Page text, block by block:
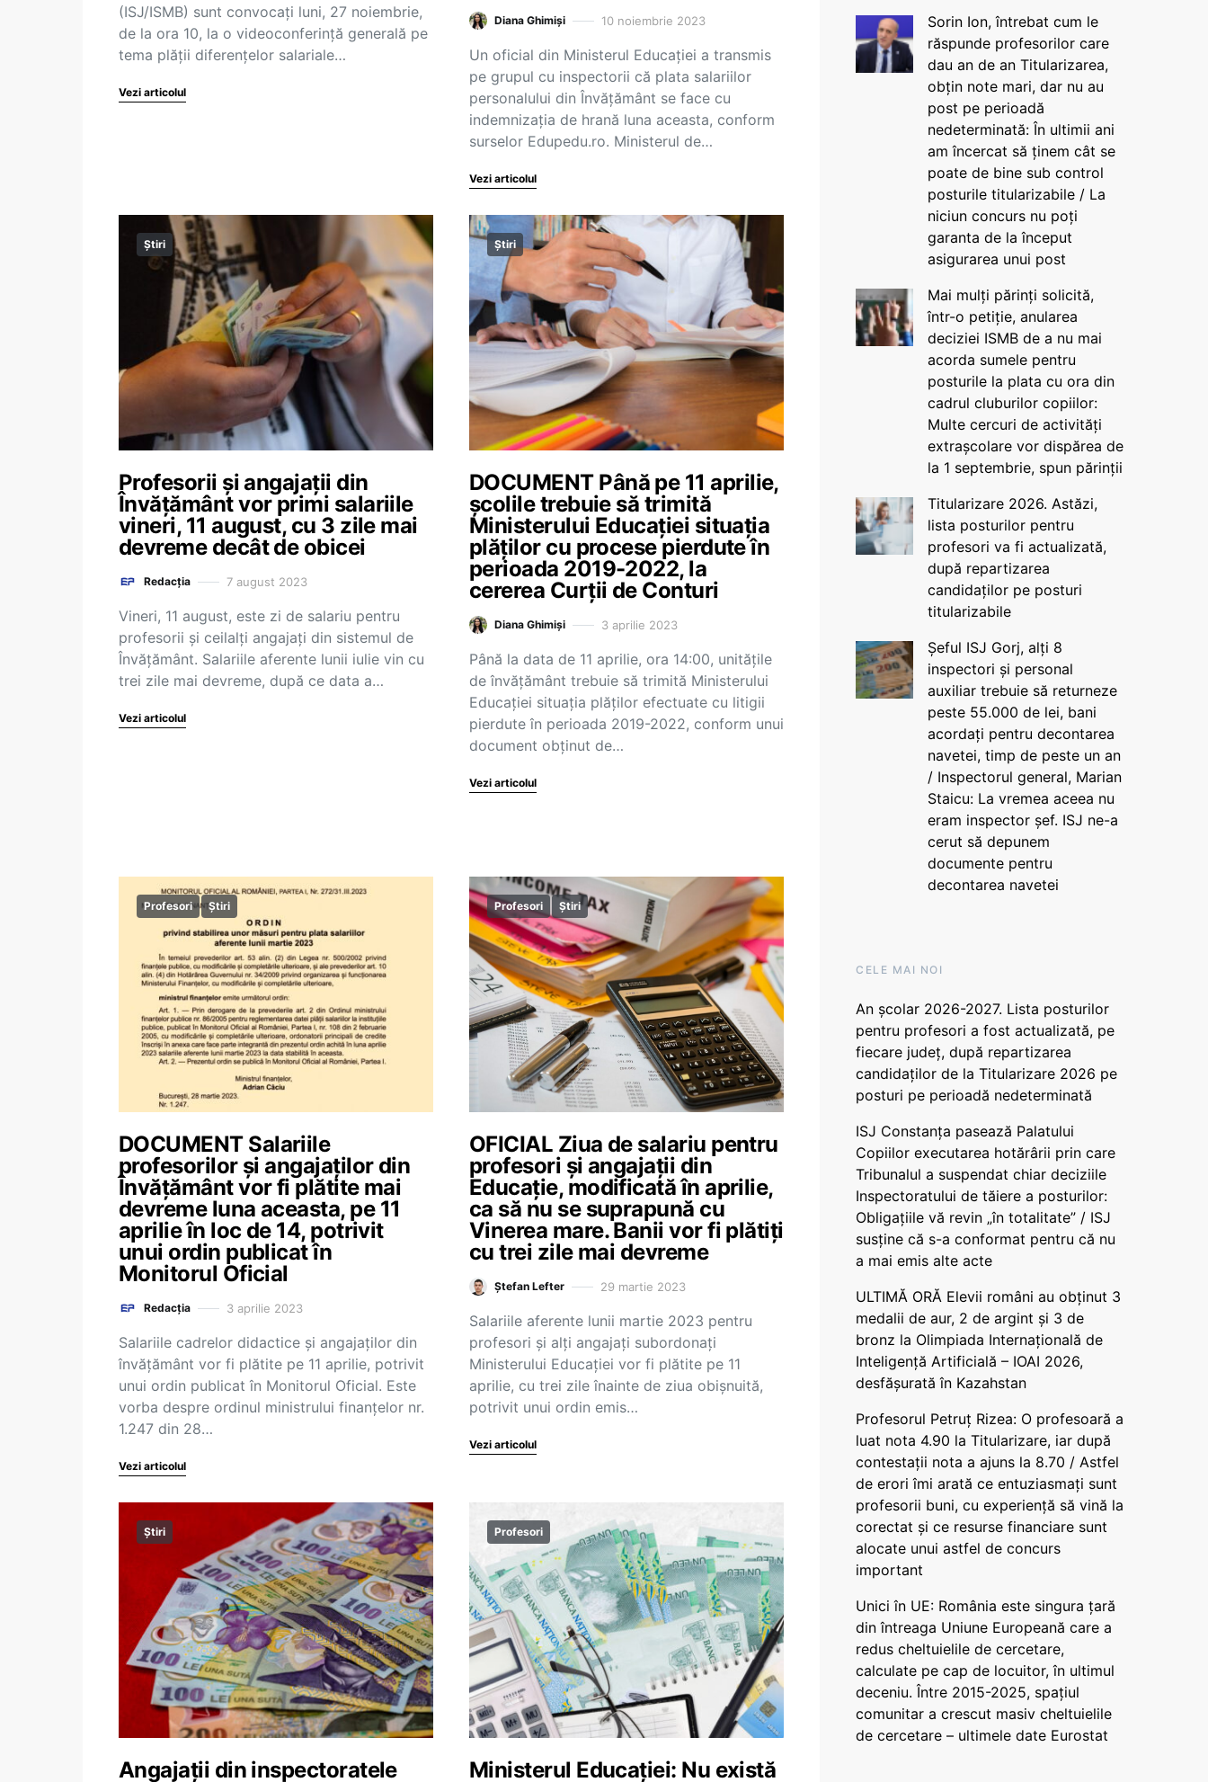
(ISJ/ISMB) sunt convocați luni, 27 noiembrie,
de la ora 10, la o videoconferință generală pe
tema plății diferențelor salariale…
Vezi articolul
Diana Ghimiși 10 noiembrie 2023
Un oficial din Ministerul Educației a transmis
pe grupul cu inspectorii că plata salariilor
personalului din Învățământ se face cu
indemnizația de hrană luna aceasta, conform
surselor Edupedu.ro. Ministerul de…
Vezi articolul
Știri
Profesorii și angajații din
Învățământ vor primi salariile
vineri, 11 august, cu 3 zile mai
devreme decât de obicei
Redacția 7 august 2023
Vineri, 11 august, este zi de salariu pentru
profesorii și ceilalți angajați din sistemul de
Învățământ. Salariile aferente lunii iulie vin cu
trei zile mai devreme, după ce data a…
Vezi articolul
Știri
DOCUMENT Până pe 11 aprilie,
școlile trebuie să trimită
Ministerului Educației situația
plăților cu procese pierdute în
perioada 2019-2022, la
cererea Curții de Conturi
Diana Ghimiși 3 aprilie 2023
Până la data de 11 aprilie, ora 14:00, unitățile
de învățământ trebuie să trimită Ministerului
Educației situația plăților efectuate cu litigii
pierdute în perioada 2019-2022, conform unui
document obținut de…
Vezi articolul
Profesori Știri
DOCUMENT Salariile
profesorilor și angajaților din
Învățământ vor fi plătite mai
devreme luna aceasta, pe 11
aprilie în loc de 14, potrivit
unui ordin publicat în
Monitorul Oficial
Redacția 3 aprilie 2023
Salariile cadrelor didactice și angajaților din
învățământ vor fi plătite pe 11 aprilie, potrivit
unui ordin publicat în Monitorul Oficial. Este
vorba despre ordinul ministrului finanțelor nr.
1.247 din 28…
Vezi articolul
Profesori Știri
OFICIAL Ziua de salariu pentru
profesori și angajații din
Educație, modificată în aprilie,
ca să nu se suprapună cu
Vinerea mare. Banii vor fi plătiți
cu trei zile mai devreme
Ștefan Lefter 29 martie 2023
Salariile aferente lunii martie 2023 pentru
profesori și alți angajați subordonați
Ministerului Educației vor fi plătite pe 11
aprilie, cu trei zile înainte de ziua obișnuită,
potrivit unui ordin emis…
Vezi articolul
Știri
Angajații din inspectoratele
Profesori
Ministerul Educației: Nu există
Sorin Ion, întrebat cum le
răspunde profesorilor care
dau an de an Titularizarea,
obțin note mari, dar nu au
post pe perioadă
nedeterminată: În ultimii ani
am încercat să ținem cât se
poate de bine sub control
posturile titularizabile / La
niciun concurs nu poți
garanta de la început
asigurarea unui post
Mai mulți părinți solicită,
într-o petiție, anularea
deciziei ISMB de a nu mai
acorda sumele pentru
posturile la plata cu ora din
cadrul cluburilor copiilor:
Multe cercuri de activități
extrașcolare vor dispărea de
la 1 septembrie, spun părinții
Titularizare 2026. Astăzi,
lista posturilor pentru
profesori va fi actualizată,
după repartizarea
candidaților pe posturi
titularizabile
Șeful ISJ Gorj, alți 8
inspectori și personal
auxiliar trebuie să returneze
peste 55.000 de lei, bani
acordați pentru decontarea
navetei, timp de peste un an
/ Inspectorul general, Marian
Staicu: La vremea aceea nu
eram inspector șef. ISJ ne-a
cerut să depunem
documente pentru
decontarea navetei
CELE MAI NOI
An școlar 2026-2027. Lista posturilor
pentru profesori a fost actualizată, pe
fiecare județ, după repartizarea
candidaților de la Titularizare 2026 pe
posturi pe perioadă nedeterminată
ISJ Constanța pasează Palatului
Copiilor executarea hotărârii prin care
Tribunalul a suspendat chiar deciziile
Inspectoratului de tăiere a posturilor:
Obligațiile vă revin „în totalitate” / ISJ
susține că s-a conformat pentru că nu
a mai emis alte acte
ULTIMĂ ORĂ Elevii români au obținut 3
medalii de aur, 2 de argint și 3 de
bronz la Olimpiada Internațională de
Inteligență Artificială – IOAI 2026,
desfășurată în Kazahstan
Profesorul Petruț Rizea: O profesoară a
luat nota 4.90 la Titularizare, iar după
contestații nota a ajuns la 8.70 / Astfel
de erori îmi arată ce entuziasmați sunt
profesorii buni, cu experiență să vină la
corectat și ce resurse financiare sunt
alocate unui astfel de concurs
important
Unici în UE: România este singura țară
din întreaga Uniune Europeană care a
redus cheltuielile de cercetare,
calculate pe cap de locuitor, în ultimul
deceniu. Între 2015-2025, spațiul
comunitar a crescut masiv cheltuielile
de cercetare – ultimele date Eurostat